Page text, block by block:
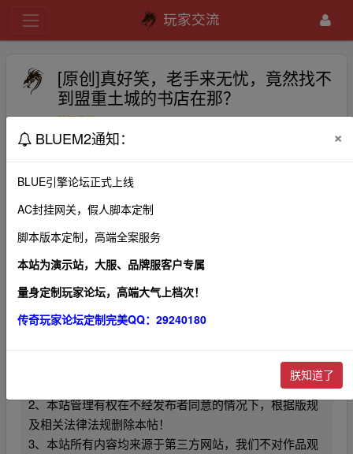
玩家交流
[原创]真好笑，老手来无忧，竟然找不
到盟重土城的书店在那？
bluem2 2020-10-25 369
半个钟竟然没找到，又没有指引的。玩游戏很多了，没有这
么难上手的，正版的还是好玩，至少人性化不少，以为私服
就关了，好不容易找到个长久的，却又这么难上手，还复古
的这么复杂，没意思，抓狂。。大家推荐个私服网给我吧，
谢谢了。。。
1、本帖图片及内容纯属发布用户个人意见，本网站无
2、本站管理有权在不经发布者同意的情况下，根据版规
及相关法律法规删除本帖！
3、本站所有内容均来源于第三方网站，我们不对作品观
BLUEM2通知： ×
BLUE引擎论坛正式上线
AC封挂网关，假人脚本定制
脚本版本定制，高端全案服务
本站为演示站，大服、品牌服客户专属
量身定制玩家论坛，高端大气上档次！
传奇玩家论坛定制完美QQ：29240180
朕知道了